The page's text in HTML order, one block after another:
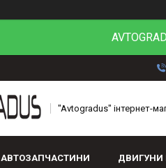
"Avtogradus" інтернет-
АВТОЗАПЧАСТИНИ ДВИГУНИ